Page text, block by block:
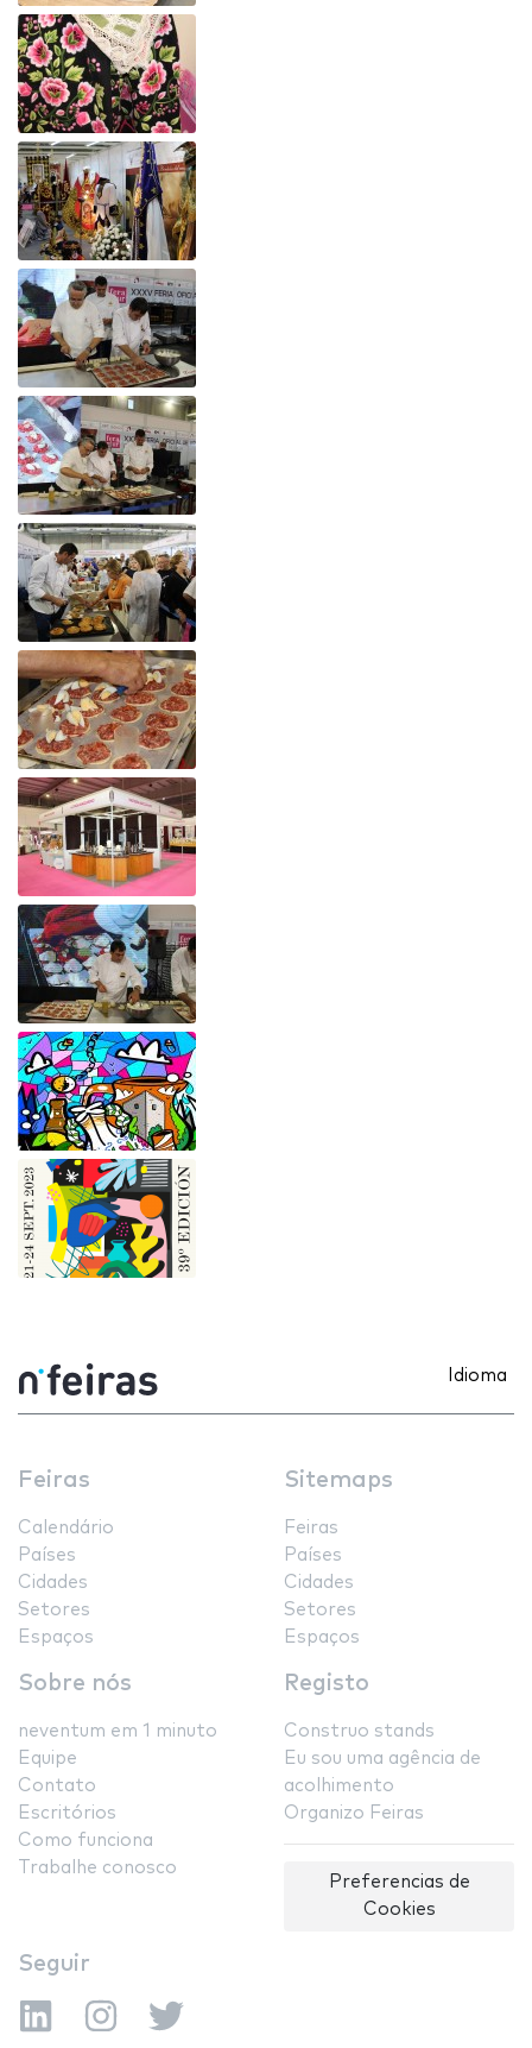
Idioma
Feiras
Calendário
Países
Cidades
Setores
Espaços
Sitemaps
Feiras
Países
Cidades
Setores
Espaços
Sobre nós
neventum em 1 minuto
Equipe
Contato
Escritórios
Como funciona
Trabalhe conosco
Registo
Construo stands
Eu sou uma agência de
acolhimento
Organizo Feiras
Preferencias de
Cookies
Seguir